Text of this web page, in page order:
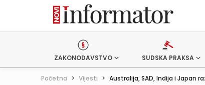
ZAKONODAVSTVO SUDSKA PRAKSA
Početna > Vijesti > Australija, SAD, Indija i Japan